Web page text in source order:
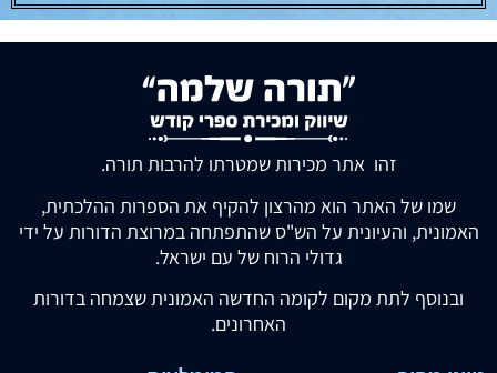
זהו אתר מכירות שמטרתו להרבות תורה.
שמו של האתר הוא מהרצון להקיף את הספרות ההלכתית,
האמונית, והעיונית על הש"ס שהתפתחה במרוצת הדורות על ידי
גדולי הרוח של עם ישראל.
ובנוסף לתת מקום לקומה החדשה האמונית שצמחה בדורות
האחרונים.